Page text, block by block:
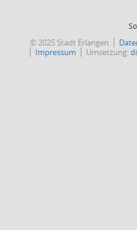
© 2025 Stadt Erlangen
Impressum
Umsetzung: